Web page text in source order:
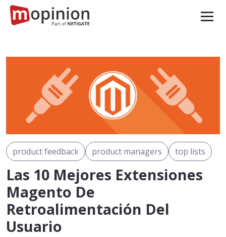
product feedback product managers top lists
Las 10 Mejores Extensiones
Magento De
Retroalimentación Del
Usuario